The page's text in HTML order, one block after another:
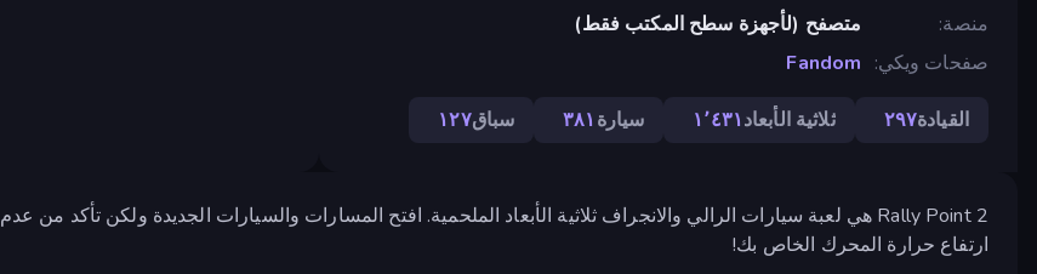
منصة
متصفح (لأجهزة سطح المكتب فقط)
صفحات ويكي
Fandom
القيادة٢٩٧ ثلاثية الأبعاد١٬٤٣١ سيارة٣٨١ سباق١٢٧
Rally Point 2 هي لعبة سيارات الرالي والانجراف ثلاثية الأبعاد الملحمية. افتح المسارات والسيارات الجديدة ولكن تأكد من عدم
ارتفاع حرارة المحرك الخاص بك!